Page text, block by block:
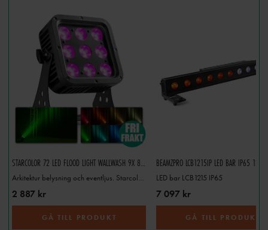
Välj bland wash-lights, floodlights och wall-washers
ljussättningen efter dina behov. Behöver du hjälp att hitta rätt?
för expertrådgivning!
STARCOLOR 72 LED FLOOD LIGHT WALLWASH 9X 8W IP65 RGBW
Arkitektur belysning och eventljus. Starcolor 72 LED Flood Light WallWash 9X 8W IP65 RGBW
2 887 kr
GÅ TILL PRODUKT
BEAMZPRO LCB1215IP LED BAR IP65
LED bar LCB1215 IP65
7 097 kr
GÅ TILL PRODUKT